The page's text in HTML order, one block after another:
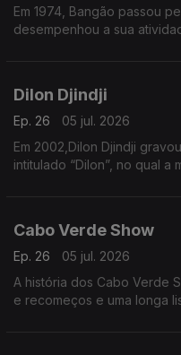
Em 1974, Bangão passou
desempenhou a sua
Dilon Djindji
Ep. 26
05 jul. 2026
Em 2002,Dilon Djindji
intitulado “Dilon”, no qual
Cabo Verde Show
Ep. 26
05 jul. 2026
A história dos Cabo Verde
e recomeços e uma longa